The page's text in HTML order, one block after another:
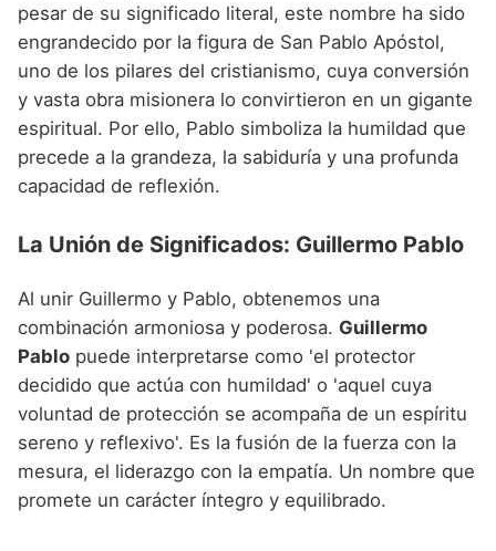
pesar de su significado literal, este nombre ha sido
engrandecido por la figura de San Pablo Apóstol,
uno de los pilares del cristianismo, cuya conversión
y vasta obra misionera lo convirtieron en un gigante
espiritual. Por ello, Pablo simboliza la humildad que
precede a la grandeza, la sabiduría y una profunda
capacidad de reflexión.
La Unión de Significados: Guillermo Pablo
Al unir Guillermo y Pablo, obtenemos una
combinación armoniosa y poderosa. Guillermo
Pablo puede interpretarse como 'el protector
decidido que actúa con humildad' o 'aquel cuya
voluntad de protección se acompaña de un espíritu
sereno y reflexivo'. Es la fusión de la fuerza con la
mesura, el liderazgo con la empatía. Un nombre que
promete un carácter íntegro y equilibrado.